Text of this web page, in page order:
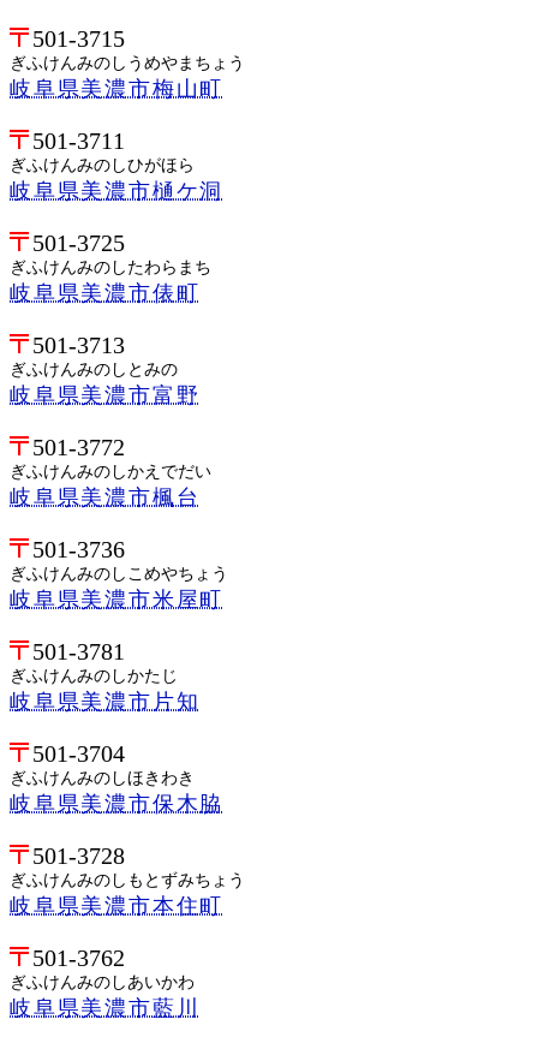
501-3715
ぎふけんみのしうめやまちょう
岐阜県美濃市梅山町
501-3711
ぎふけんみのしひがほら
岐阜県美濃市樋ケ洞
501-3725
ぎふけんみのしたわらまち
岐阜県美濃市俵町
501-3713
ぎふけんみのしとみの
岐阜県美濃市富野
501-3772
ぎふけんみのしかえでだい
岐阜県美濃市楓台
501-3736
ぎふけんみのしこめやちょう
岐阜県美濃市米屋町
501-3781
ぎふけんみのしかたじ
岐阜県美濃市片知
501-3704
ぎふけんみのしほきわき
岐阜県美濃市保木脇
501-3728
ぎふけんみのしもとずみちょう
岐阜県美濃市本住町
501-3762
ぎふけんみのしあいかわ
岐阜県美濃市藍川